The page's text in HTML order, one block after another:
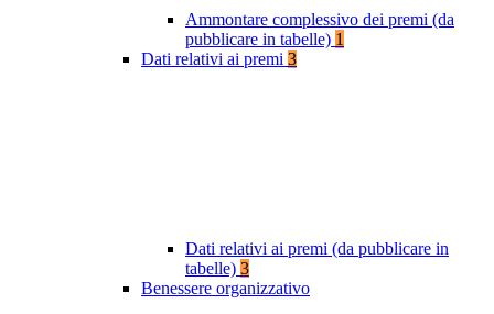
Ammontare complessivo dei premi (da
pubblicare in tabelle) 1
Dati relativi ai premi 3
Dati relativi ai premi (da pubblicare in
tabelle) 3
Benessere organizzativo